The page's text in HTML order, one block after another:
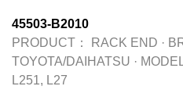
45503-B2010
PRODUCT：
RACK END ·
TOYOTA/DAIHATSU ·
L251, L27